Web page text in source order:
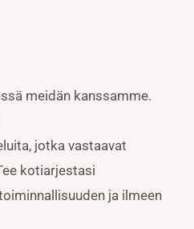
meidän kanssamme.
jotka vastaavat
kotiarjestasi
ja ilmeen